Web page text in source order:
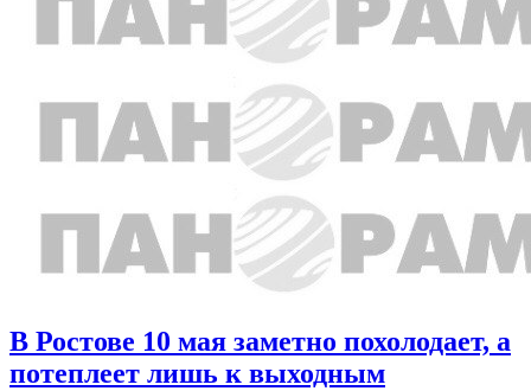
В Ростове 10 мая заметно похолодает, а
потеплеет лишь к выходным